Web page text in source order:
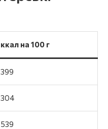
ккал на 100 г
399
304
539